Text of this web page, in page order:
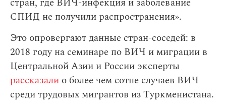
СПИД не получили распространения».
Это опровергают данные стран-соседей: в
2018 году на семинаре по ВИЧ и миграции в
Центральной Азии и России эксперты
рассказали о более чем сотне случаев ВИЧ
среди трудовых мигрантов из Туркменистана.